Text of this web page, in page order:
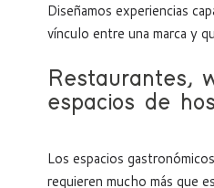
Diseñamos experiencias
vínculo entre una marca y
Restaurantes,
espacios de
Los espacios
requieren mucho más que